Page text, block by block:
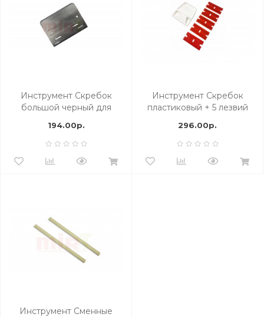
Инструмент Скребок
большой черный для
Узлекс, арт. 21912020
194.00р.
Инструмент Скребок
пластиковый + 5 лезвий
296.00р.
Инструмент Сменные